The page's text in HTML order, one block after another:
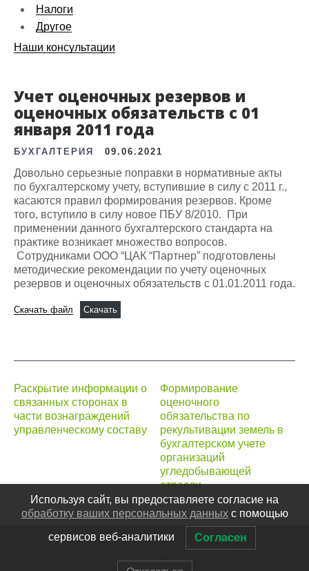
Налоги
Другое
Наши консультации
Учет оценочных резервов и
оценочных обязательств с 01
января 2011 года
БУХГАЛТЕРИЯ 09.06.2021
Довольно серьезные поправки в нормативные акты
по бухгалтерскому учету, вступившие в силу с 2011 г.,
касаются правил формирования резервов. Кроме
того, вступило в силу новое ПБУ 8/2010. При
применении данного бухгалтерского стандарта на
практике возникает множество вопросов.
Сотрудниками ООО “ЦАК “Партнер” подготовлены
методические рекомендации по учету оценочных
резервов и оценочных обязательств с 01.01.2011 года.
Скачать файл Скачать
Навигация
по
записям
Раскрытие информации о
связанных сторонах в
части вознаграждений
управленческому составу
Формирование
оценочного
обязательства по
рекультивации земель в
бухгалтерском учете
организаций
угледобывающей
отрасли
2011 — 2026 ООО ЦАК «ПАРТНЕР»
Используя сайт, вы предоставляете согласие на
обработку ваших персональных данныхс помощью
сервисов веб-аналитики Согласен